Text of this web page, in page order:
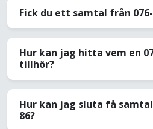
Fick du ett samtal från 076-
Hur kan jag hitta vem en
tillhör?
Hur kan jag sluta få samtal
86?